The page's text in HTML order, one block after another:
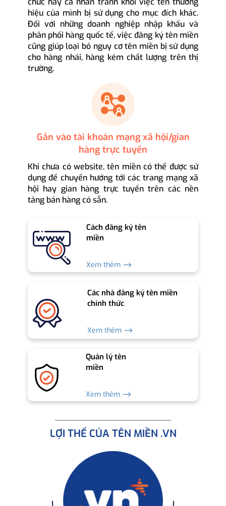
hiệu của mình bị sử dụng cho mục đích khác.
Đối với những doanh nghiệp nhập khẩu và
phân phối hàng quốc tế, việc đăng ký tên miền
cũng giúp loại bỏ nguy cơ tên miền bị sử dụng
cho hàng nhái, hàng kém chất lượng trên thị
trường.
Gắn vào tài khoản mạng xã hội/gian
hàng trực tuyến
Khi chưa có website, tên miền có thể được sử
dụng để chuyển hướng tới các trang mạng xã
hội hay gian hàng trực tuyến trên các nền
tảng bán hàng có sẵn.
Cách đăng ký tên
miền
Xem thêm ⟶
Các nhà đăng ký tên miền
chính thức
Xem thêm ⟶
Quản lý tên
miền
Xem thêm ⟶
LỢI THẾ CỦA TÊN MIỀN .VN